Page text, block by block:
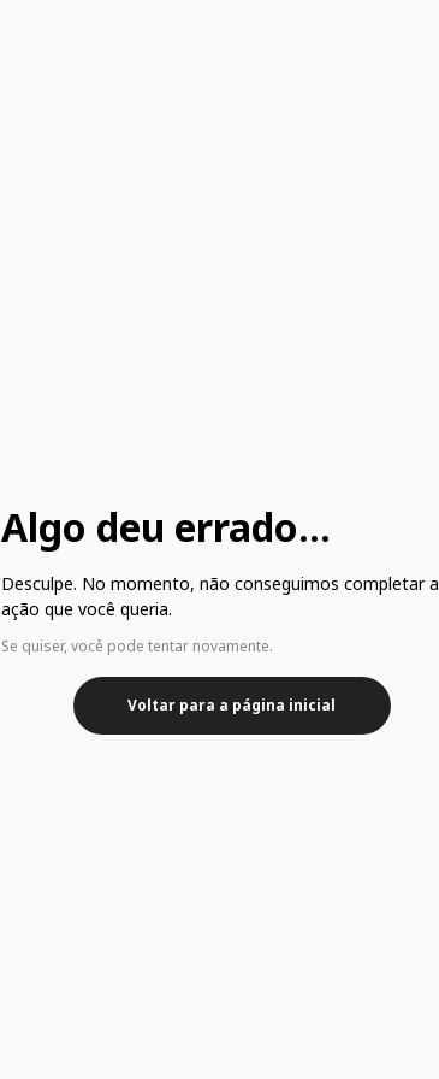
Algo deu errado...
Desculpe. No momento, não conseguimos completar a
ação que você queria.
Se quiser, você pode tentar novamente.
Voltar para a página inicial